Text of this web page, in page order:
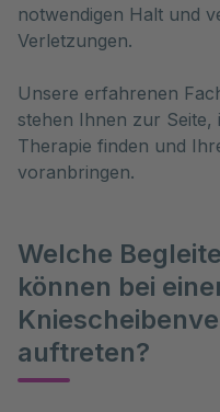
notwendigen Halt und
Verletzungen.
Unsere erfahrenen
stehen Ihnen zur Seite,
Therapie finden und
voranbringen.
Welche
können bei
auftreten?